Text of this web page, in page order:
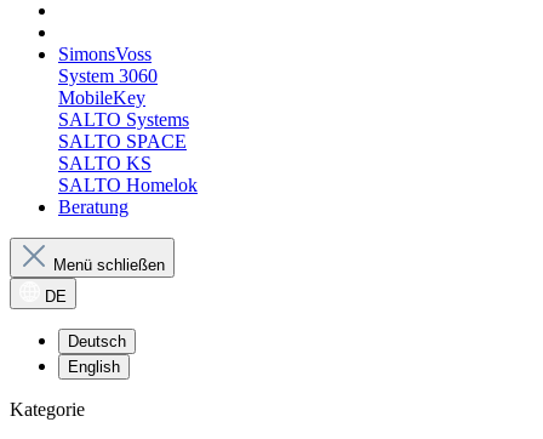
SimonsVoss
System 3060
MobileKey
SALTO Systems
SALTO SPACE
SALTO KS
SALTO Homelok
Beratung
Menü schließen
DE
Deutsch
English
Kategorie